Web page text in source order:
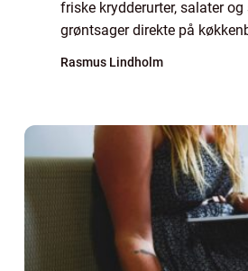
friske krydderurter, salater og
grøntsager direkte på
Rasmus Lindholm